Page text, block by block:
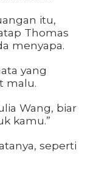
itu,
Thomas
menyapa.
yang
malu.
Wang, biar
kamu.”
seperti